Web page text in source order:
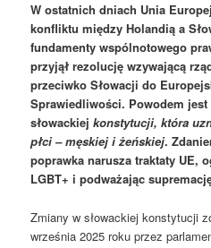
W ostatnich dniach Unia
konfliktu między Holandią a
fundamenty wspólnotowego
przyjął rezolucję wzywającą
przeciwko Słowacji do
Sprawiedliwości. Powodem
słowackiejkonstytucji, która
płci – męskiej i żeńskiej.
poprawka narusza traktaty UE,
LGBT+ i podważając
Zmiany w słowackiej konstytucji
września 2025 roku przez